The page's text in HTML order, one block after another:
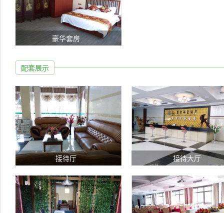
豪华套房
配套展示
接待厅 接待大厅